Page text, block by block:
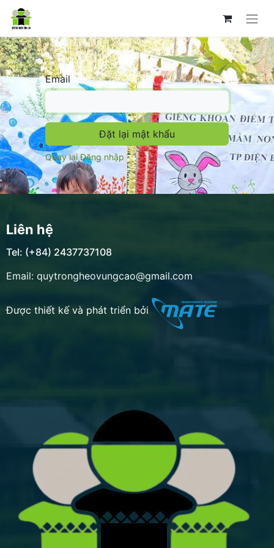
Email
Đặt lại mật khẩu
Quay lại Đăng nhập
Liên hệ
Tel: (+84) 2437737108
Email: quytrongheovungcao@gmail.com
Được thiết kế và phát triển bởi